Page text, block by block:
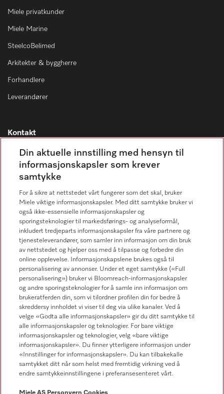
Miele privatkunder
Miele Marine
SteelcoBelimed
Arkitekter & byggherre
Forhandlere
Leverandører
Kontakt
Kontaktoversikt
Miele Professional Service
67 17 34 40
Forbrukerkontakt
67 17 31 00
Forhandlersøk
Følg Miele Professional
Din aktuelle innstilling med hensyn til
informasjonskapsler som krever
samtykke
For å sikre at nettstedet vårt fungerer som det skal, bruker
Miele viktige informasjonskapsler. Med ditt samtykke bruker vi
også ikke-essensielle informasjonskapsler og
sporingsteknologier til markedsførings- og analyseformål,
inkludert tredjeparts informasjonskapsler fra våre partnere og
tjenesteleverandører, som samler inn informasjon om din bruk
av nettstedet og hjelper oss med å tilpasse og forbedre din
online opplevelse. Informasjonskapslene brukes også til
personalisering av annonser. Under et eget samtykke («Full
personalisering») bruker vi Bloomreach-informasjonskapsler
og andre sporingsteknologier for å samle inn informasjon om
brukeratferden din, som vi tilordner profilen din for bedre å
skreddersy innholdet vi viser til deg via ulike kanaler. Ved å
velge «Godta alle informasjonskapsler» gir du ditt samtykke til
alle informasjonskapsler og teknologier. For bare viktige
informasjonskapsler og teknologier, velg «bare viktige
informasjonskapsler». Du finner ytterligere informasjon under
«Innstillinger for informasjonskapsler». Du kan tilbakekalle
samtykket ditt når som helst med fremtidig virkning ved å
endre samtykkeinnstillingene i preferansesenteret vårt.